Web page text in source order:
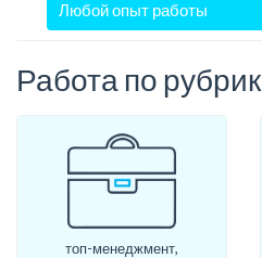
Любой опыт работы
Работа по
топ-менеджмент,